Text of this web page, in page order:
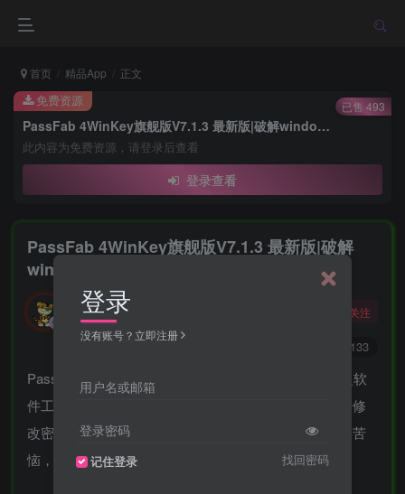
首页 精品App 正文
PassFab 4WinKey旗舰版V7.1.3 最新版|破解windows全系列密码
此内容为免费资源，请登录后查看
登录查看
免费资源 已售 493
PassFab 4WinKey旗舰版V7.1.3 最新版|破解
windows全系列密码
勇敢的大野狼
酒醒只在花前坐，酒醉还来花下眠。
关注
133
PassFab 4WinKey破解版是一款非常棒的密码破除恢复软
件工具。这款软件可以帮助用户进行有效地重置并进行修
改密码，保护自己电脑的安全性，让你的密码丢失不再苦
恼，需要的用户赶快来下载试试这款软件吧！
登录
没有账号？立即注册
用户名或邮箱
登录密码
记住登录 找回密码